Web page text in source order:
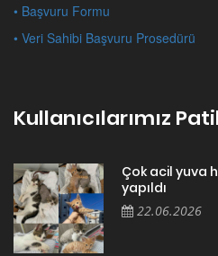
• Başvuru Formu
• Veri Sahibi Başvuru Prosedürü
Kullanıcılarımız
Çok acil yuva
yapıldı
22.06.2026